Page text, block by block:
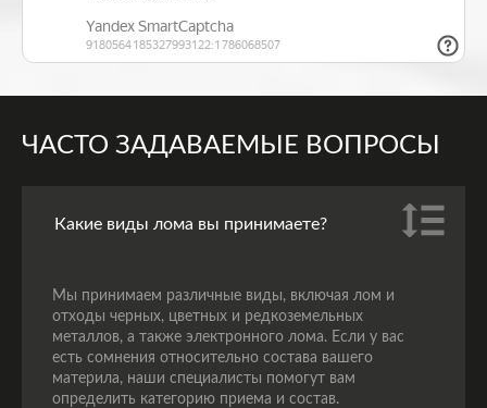
ЧАСТО ЗАДАВАЕМЫЕ ВОПРОСЫ
Какие виды лома вы принимаете?
Мы принимаем различные виды, включая лом и
отходы черных, цветных и редкоземельных
металлов, а также электронного лома. Если у вас
есть сомнения относительно состава вашего
материла, наши специалисты помогут вам
определить категорию приема и состав.